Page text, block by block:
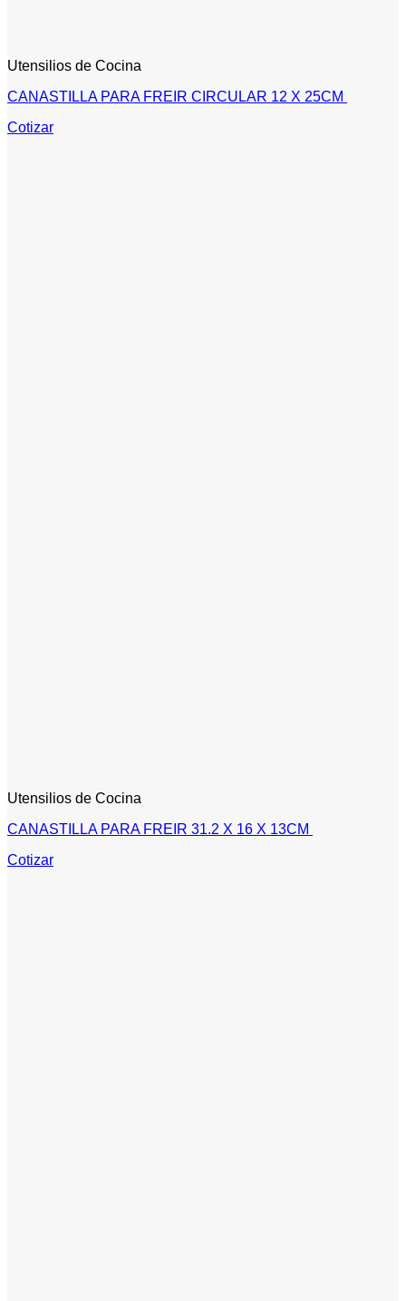
Utensilios de Cocina
CANASTILLA PARA FREIR CIRCULAR 12 X 25CM
Cotizar
Utensilios de Cocina
CANASTILLA PARA FREIR 31.2 X 16 X 13CM
Cotizar